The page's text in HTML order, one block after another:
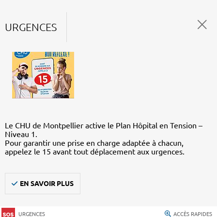
URGENCES
Le CHU de Montpellier active le Plan Hôpital en Tension –
Niveau 1.
Pour garantir une prise en charge adaptée à chacun,
appelez le 15 avant tout déplacement aux urgences.
EN SAVOIR PLUS
URGENCES ACCÈS RAPIDES